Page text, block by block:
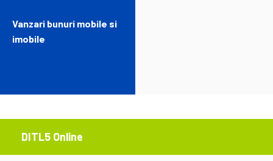
Vanzari bunuri mobile si
imobile
DITL5 Online